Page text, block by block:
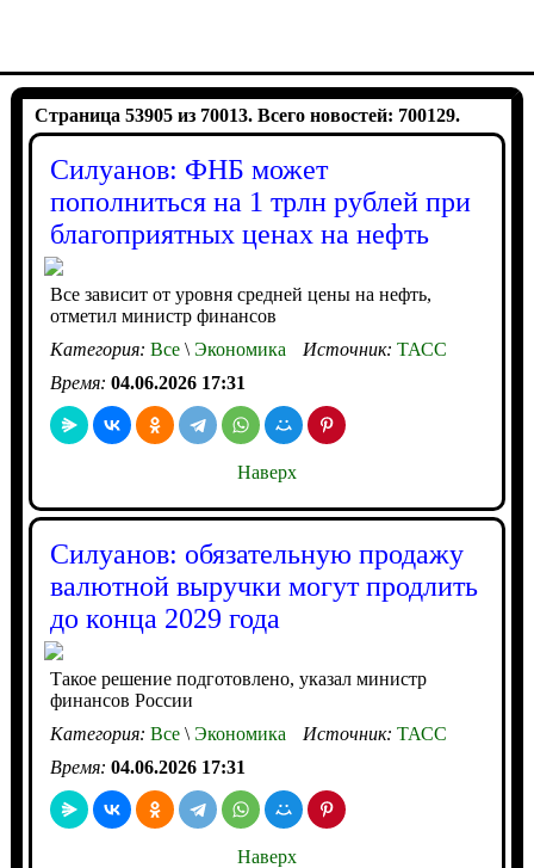
Страница 53905 из 70013. Всего новостей: 700129.
Силуанов: ФНБ может
пополниться на 1 трлн рублей при
благоприятных ценах на нефть
Все зависит от уровня средней цены на нефть,
отметил министр финансов
Категория: Все\Экономика Источник: ТАСС
Время: 04.06.2026 17:31
Наверх
Силуанов: обязательную продажу
валютной выручки могут продлить
до конца 2029 года
Такое решение подготовлено, указал министр
финансов России
Категория: Все\Экономика Источник: ТАСС
Время: 04.06.2026 17:31
Наверх